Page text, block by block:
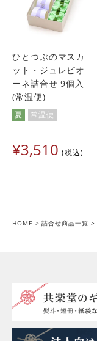
ひとつぶのマスカ
ット・ジュレピオ
ーネ詰合せ 9個入
(常温便)
夏 常温便
¥3,510 税込
HOME 詰合せ商品一覧